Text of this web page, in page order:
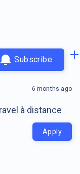
Subscribe
à distance
6 months ago
Apply